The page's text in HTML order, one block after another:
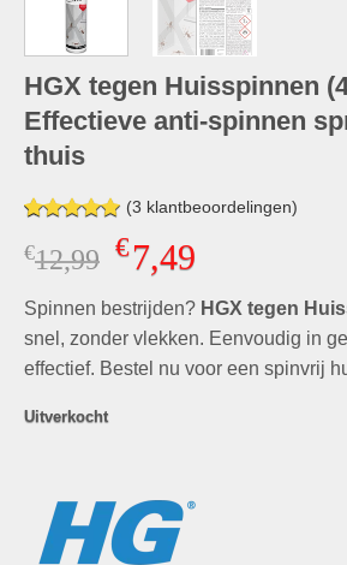
HGX tegen Huisspinnen
Effectieve anti-spinnen
thuis
Gewaardeerd
5.00op 5
gebaseerd
waarderingen
(3 klantbeoordelingen)
€12,99 Oorspronkelijke
prijs
was:
€12,99.
€7,49Huidige
is:
€7,49.
Spinnen bestrijden? HGX tegen
snel, zonder vlekken. Eenvoudig in
effectief. Bestel nu voor een spinvrij
Uitverkocht